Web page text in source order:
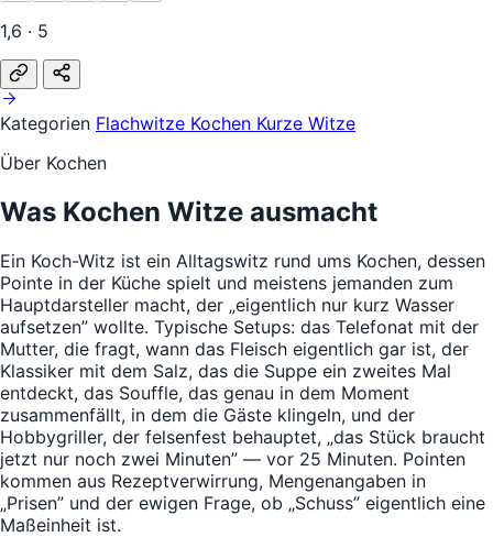
1,6 · 5
Kategorien Flachwitze Kochen Kurze Witze
Über Kochen
Was Kochen Witze ausmacht
Ein Koch-Witz ist ein Alltagswitz rund ums Kochen, dessen
Pointe in der Küche spielt und meistens jemanden zum
Hauptdarsteller macht, der „eigentlich nur kurz Wasser
aufsetzen” wollte. Typische Setups: das Telefonat mit der
Mutter, die fragt, wann das Fleisch eigentlich gar ist, der
Klassiker mit dem Salz, das die Suppe ein zweites Mal
entdeckt, das Souffle, das genau in dem Moment
zusammenfällt, in dem die Gäste klingeln, und der
Hobbygriller, der felsenfest behauptet, „das Stück braucht
jetzt nur noch zwei Minuten” — vor 25 Minuten. Pointen
kommen aus Rezeptverwirrung, Mengenangaben in
„Prisen” und der ewigen Frage, ob „Schuss” eigentlich eine
Maßeinheit ist.